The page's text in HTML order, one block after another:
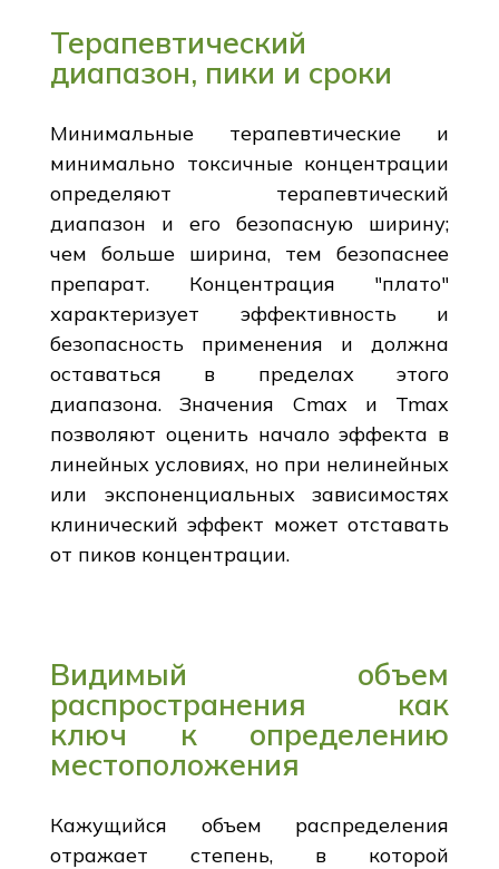
Терапевтический
диапазон, пики и сроки
Минимальные терапевтические и
минимально токсичные концентрации
определяют терапевтический
диапазон и его безопасную ширину;
чем больше ширина, тем безопаснее
препарат. Концентрация "плато"
характеризует эффективность и
безопасность применения и должна
оставаться в пределах этого
диапазона. Значения Cmax и Tmax
позволяют оценить начало эффекта в
линейных условиях, но при нелинейных
или экспоненциальных зависимостях
клинический эффект может отставать
от пиков концентрации.
Видимый объем
распространения как
ключ к определению
местоположения
Кажущийся объем распределения
отражает степень, в которой